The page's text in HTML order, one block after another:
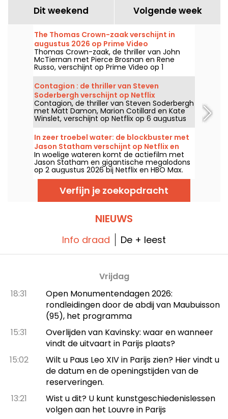
Dit weekend Volgende week
The Thomas Crown-zaak verschijnt in
augustus 2026 op Prime Video
Thomas Crown-zaak, de thriller van John
McTiernan met Pierce Brosnan en Rene
Russo, verschijnt op Prime Video op 1
augustus 2026.
Contagion : de thriller van Steven
Soderbergh verschijnt op Netflix
Contagion, de thriller van Steven Soderbergh
met Matt Damon, Marion Cotillard en Kate
Winslet, verschijnt op Netflix op 6 augustus
2026.
In zeer troebel water: de blockbuster met
Jason Statham verschijnt op Netflix en
HBO Max
In woelige wateren komt de actiefilm met
Jason Statham en gigantische megalodons
op 2 augustus 2026 bij Netflix en HBO Max.
Verfijn je zoekopdracht
NIEUWS
Info draad De + leest
Vrijdag
18:31
Open Monumentendagen 2026:
rondleidingen door de abdij van Maubuisson
(95), het programma
15:31
Overlijden van Kavinsky: waar en wanneer
vindt de uitvaart in Parijs plaats?
15:02
Wilt u Paus Leo XIV in Parijs zien? Hier vindt u
de datum en de openingstijden van de
reserveringen.
13:21
Wist u dit? U kunt kunstgeschiedenislessen
volgen aan het Louvre in Parijs